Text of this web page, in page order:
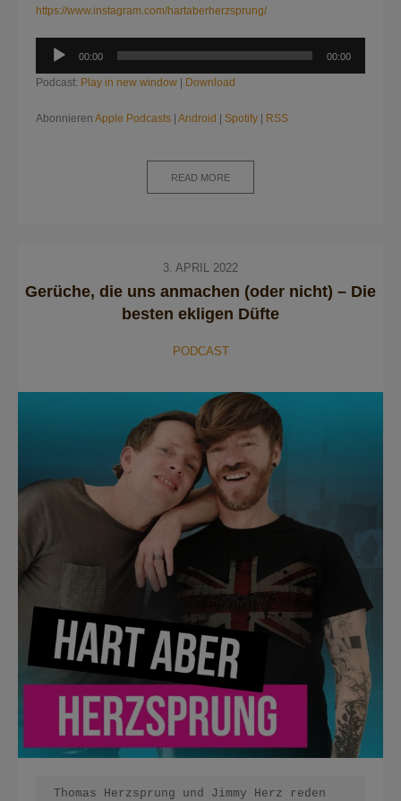
https://www.instagram.com/hartaberherzsprung/
Audio-
00:00 00:00
Podcast: Play in new window | Download
Abonnieren Apple Podcasts | Android | Spotify | RSS
READ MORE
3. APRIL 2022
Gerüche, die uns anmachen (oder nicht) – Die
besten ekligen Düfte
PODCAST
Thomas Herzsprung und Jimmy Herz reden